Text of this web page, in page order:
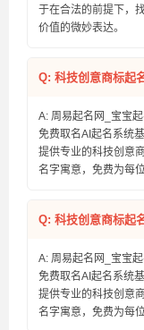
于在合法的前提下，
价值的微妙表达。
Q: 科技创意商标起
A: 周易起名网_宝宝
免费取名AI起名系统
提供专业的科技创意
名字寓意，免费为每
Q: 科技创意商标起
A: 周易起名网_宝宝
免费取名AI起名系统
提供专业的科技创意
名字寓意，免费为每